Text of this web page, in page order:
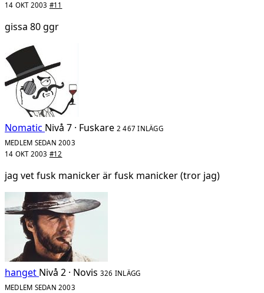
14 OKT 2003 #11
gissa 80 ggr
Nomatic Nivå 7 · Fuskare 2 467 INLÄGG
MEDLEM SEDAN 2003
14 OKT 2003 #12
jag vet fusk manicker är fusk manicker (tror jag)
hanget Nivå 2 · Novis 326 INLÄGG
MEDLEM SEDAN 2003